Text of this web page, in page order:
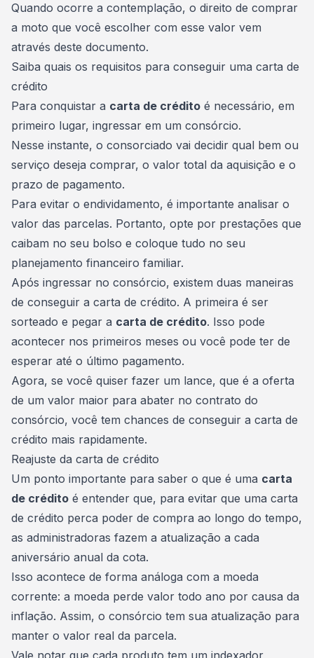
Quando ocorre a contemplação, o direito de comprar
a moto que você escolher com esse valor vem
através deste documento.
Saiba quais os requisitos para conseguir uma carta de
crédito
Para conquistar a carta de crédito é necessário, em
primeiro lugar, ingressar em um consórcio.
Nesse instante, o consorciado vai decidir qual bem ou
serviço deseja comprar, o valor total da aquisição e o
prazo de pagamento.
Para evitar o endividamento, é importante analisar o
valor das parcelas. Portanto, opte por prestações que
caibam no seu bolso e coloque tudo no seu
planejamento financeiro familiar.
Após ingressar no consórcio, existem duas maneiras
de conseguir a carta de crédito. A primeira é ser
sorteado e pegar a carta de crédito. Isso pode
acontecer nos primeiros meses ou você pode ter de
esperar até o último pagamento.
Agora, se você quiser fazer um lance, que é a oferta
de um valor maior para abater no contrato do
consórcio, você tem chances de conseguir a carta de
crédito mais rapidamente.
Reajuste da carta de crédito
Um ponto importante para saber o que é uma carta
de crédito é entender que, para evitar que uma carta
de crédito perca poder de compra ao longo do tempo,
as administradoras fazem a atualização a cada
aniversário anual da cota.
Isso acontece de forma análoga com a moeda
corrente: a moeda perde valor todo ano por causa da
inflação. Assim, o consórcio tem sua atualização para
manter o valor real da parcela.
Vale notar que cada produto tem um indexador